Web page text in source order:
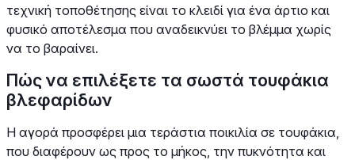
τεχνική τοποθέτησης είναι το κλειδί για ένα άρτιο και
φυσικό αποτέλεσμα που αναδεικνύει το βλέμμα χωρίς
να το βαραίνει.
Πώς να επιλέξετε τα σωστά τουφάκια
βλεφαρίδων
Η αγορά προσφέρει μια τεράστια ποικιλία σε τουφάκια,
που διαφέρουν ως προς το μήκος, την πυκνότητα και